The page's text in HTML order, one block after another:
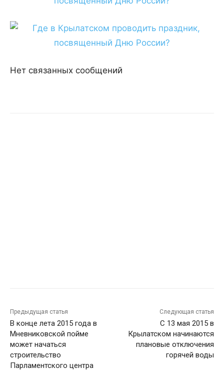
Нет связанных сообщений
Предыдущая статья
В конце лета 2015 года в
Мневниковской пойме
может начаться
строительство
Парламентского центра
Следующая статья
С 13 мая 2015 в
Крылатском начинаются
плановые отключения
горячей воды